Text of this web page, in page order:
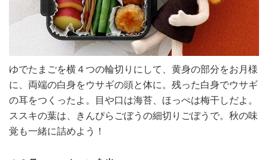
ゆでたまごを横４つの輪切りにして、黄身の部分をお月様
に、両端の白身をウサギの頭と体に。残った白身でウサギ
の耳をつくったよ。目や口は海苔、ほっぺは梅干しだよ。
ススキの葉は、きんぴらごぼうの細切りごぼうで。秋の味
覚も一緒に詰めよう！